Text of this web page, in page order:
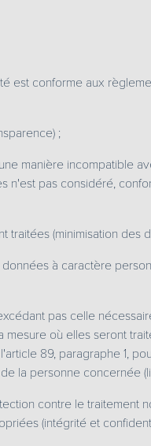
est conforme aux
;
manière incompatible
pas considéré,
(minimisation des
à caractère
pas celle
où elles seront
89, paragraphe 1,
la personne concernée
contre le traitement
(intégrité et